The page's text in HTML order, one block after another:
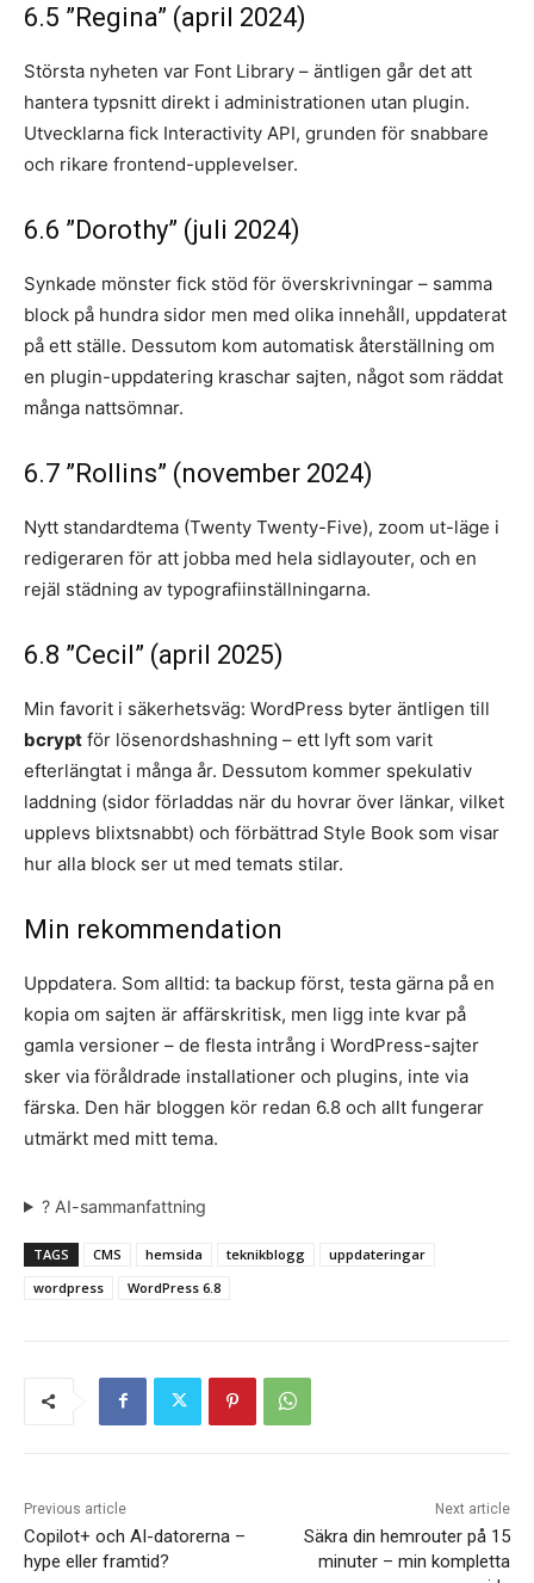
6.5 ”Regina” (april 2024)
Största nyheten var Font Library – äntligen går det att
hantera typsnitt direkt i administrationen utan plugin.
Utvecklarna fick Interactivity API, grunden för snabbare
och rikare frontend-upplevelser.
6.6 ”Dorothy” (juli 2024)
Synkade mönster fick stöd för överskrivningar – samma
block på hundra sidor men med olika innehåll, uppdaterat
på ett ställe. Dessutom kom automatisk återställning om
en plugin-uppdatering kraschar sajten, något som räddat
många nattsömnar.
6.7 ”Rollins” (november 2024)
Nytt standardtema (Twenty Twenty-Five), zoom ut-läge i
redigeraren för att jobba med hela sidlayouter, och en
rejäl städning av typografiinställningarna.
6.8 ”Cecil” (april 2025)
Min favorit i säkerhetsväg: WordPress byter äntligen till
bcrypt för lösenordshashning – ett lyft som varit
efterlängtat i många år. Dessutom kommer spekulativ
laddning (sidor förladdas när du hovrar över länkar, vilket
upplevs blixtsnabbt) och förbättrad Style Book som visar
hur alla block ser ut med temats stilar.
Min rekommendation
Uppdatera. Som alltid: ta backup först, testa gärna på en
kopia om sajten är affärskritisk, men ligg inte kvar på
gamla versioner – de flesta intrång i WordPress-sajter
sker via föråldrade installationer och plugins, inte via
färska. Den här bloggen kör redan 6.8 och allt fungerar
utmärkt med mitt tema.
? AI-sammanfattning
TAGS CMS hemsida teknikblogg
uppdateringar
wordpress
WordPress 6.8
Previous article
Copilot+ och AI-datorerna –
hype eller framtid?
Next article
Säkra din hemrouter på 15
minuter – min kompletta